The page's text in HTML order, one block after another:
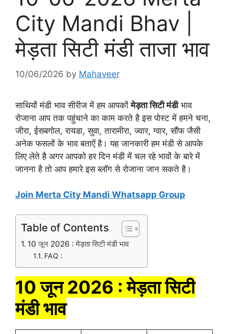
City Mandi Bhav |
मेड़ता सिटी मंडी ताजा भाव
10/06/2026 by Mahaveer
साथियों मंडी भाव सीरीज में हम आपकोंमेड़ता सिटी मंडीभाव
रोजाना आप तक पहुंचाने का काम करते है इस पोस्ट में हमने चना,
जीरा, ईसबगोल, रायडा, सुवा, तारामीरा, ज्वार, ग्वार, सौंफ जैसी
अनेक फसलों के भाव बताऐं है। यह जानकारी हम मंडी से आपके
लिए लेते है अगर आपको हर दिन मंडी में चल रहे भावों के बारे में
जानना है तो आप हमारे इस ब्लाॅग से रोजाना जान सकते है।
Join Merta City Mandi Whatsapp Group
Table of Contents
10 जून 2026 : मेड़ता सिटी मंडी भाव
FAQ :
10 जून 2026 : मेड़ता सिटी
मंडी भाव